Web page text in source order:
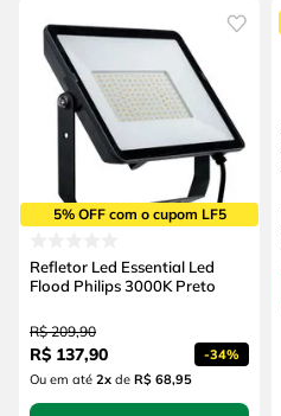
5% OFF com o cupom LF5
Refletor Led Essential Led
Flood Philips 3000K Preto
R$ 209,90
R$ 137,90 -34%
Ou em até 2xde R$ 68,95